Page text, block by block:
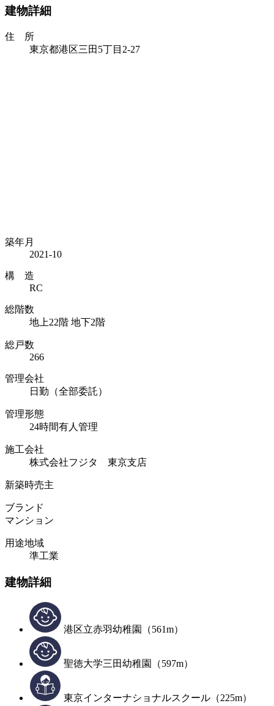
建物詳細
住 所
東京都港区三田5丁目2-27
築年月
2021-10
構 造
RC
総階数
地上22階 地下2階
総戸数
266
管理会社
日勤（全部委託）
管理形態
24時間有人管理
施工会社
株式会社フジタ 東京支店
新築時売主
ブランド
マンション
用途地域
準工業
建物詳細
港区立赤羽幼稚園（561m）
聖徳大学三田幼稚園（597m）
東京インターナショナルスクール（225m）